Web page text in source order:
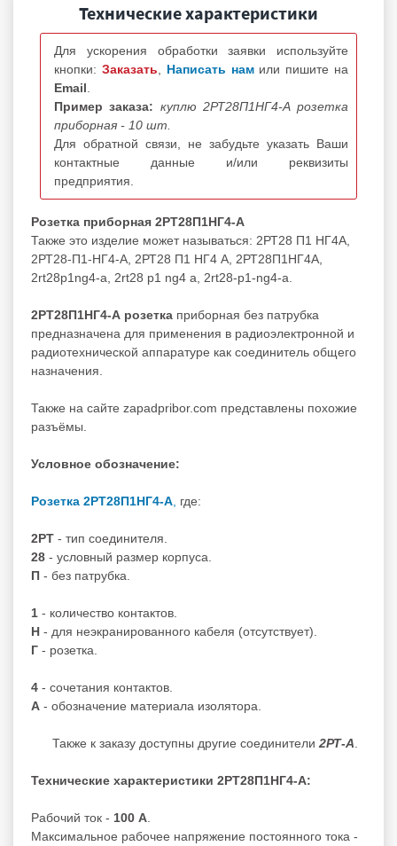
Технические характеристики
Для ускорения обработки заявки используйте
кнопки: Заказать Написать нам или пишите на
Email
Пример заказа: куплю 2РТ28П1НГ4-А розетка
приборная - 10 шт.
Для обратной связи, не забудьте указать Ваши
контактные данные и/или реквизиты
предприятия.
Розетка приборная 2РТ28П1НГ4-А
Также это изделие может называться: 2РТ28 П1 НГ4А,
2РТ28-П1-НГ4-А, 2РТ28 П1 НГ4 А, 2РТ28П1НГ4А,
2rt28p1ng4-a, 2rt28 p1 ng4 a, 2rt28-p1-ng4-a.
2РТ28П1НГ4-А розетка приборная без патрубка
предназначена для применения в радиоэлектронной и
радиотехнической аппаратуре как соединитель общего
назначения.
Также на сайте zapadpribor.com представлены похожие
разъёмы
Условное обозначение:
Розетка 2РТ28П1НГ4-А где:
2РТ - тип соединителя.
28 - условный размер корпуса.
П - без патрубка.
1 - количество контактов.
Н - для неэкранированного кабеля (отсутствует).
Г - розетка.
4 - сочетания контактов.
А - обозначение материала изолятора.
Также к заказу доступны другие соединители 2РТ-А
Технические характеристики 2РТ28П1НГ4-А:
Рабочий ток - 100 А
Максимальное рабочее напряжение постоянного тока -